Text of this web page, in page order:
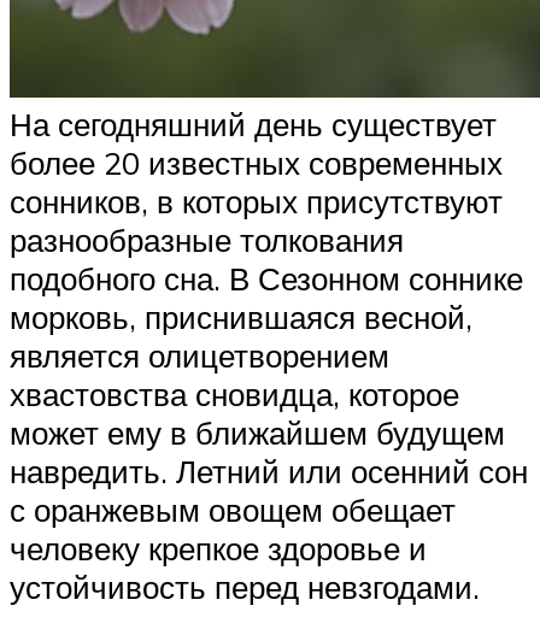
На сегодняшний день существует
более 20 известных современных
сонников, в которых присутствуют
разнообразные толкования
подобного сна. В Сезонном соннике
морковь, приснившаяся весной,
является олицетворением
хвастовства сновидца, которое
может ему в ближайшем будущем
навредить. Летний или осенний сон
с оранжевым овощем обещает
человеку крепкое здоровье и
устойчивость перед невзгодами.